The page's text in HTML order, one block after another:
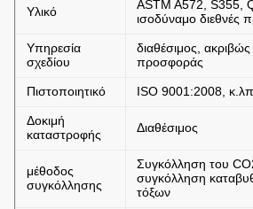
Υλικό
ASTM A572, S355,
ισοδύναμο διεθνές
Υπηρεσία
σχεδίου
διαθέσιμος,
προσφοράς
Πιστοποιητικό ISO 9001:2008, κ.λπ.
Δοκιμή
καταστροφής
Διαθέσιμος
μέθοδος
συγκόλλησης
Συγκόλληση του
συγκόλληση
τόξων